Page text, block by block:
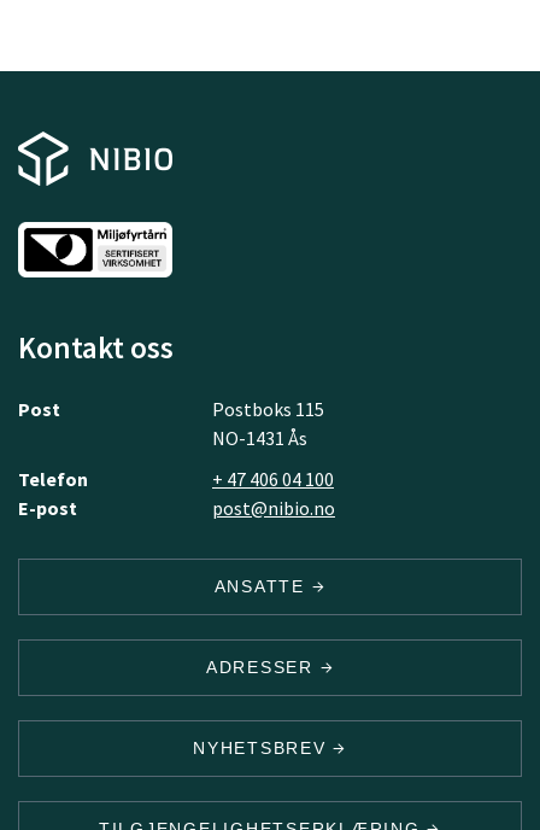
Kontakt oss
Post
Postboks 115
NO-1431 Ås
Telefon
+ 47 406 04 100
E-post
post@nibio.no
ANSATTE
ADRESSER
NYHETSBREV